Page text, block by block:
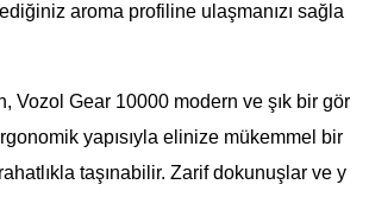
aroma profiline ulaşmanızı sağla
Vozol Gear 10000 modern ve şık bir gör
yapısıyla elinize mükemmel bir
taşınabilir. Zarif dokunuşlar ve y